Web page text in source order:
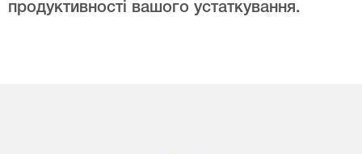
продуктивності вашого устаткування.